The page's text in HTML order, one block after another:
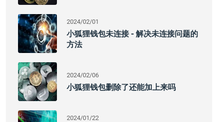
2024/02/01
小狐狸钱包未连接 - 解决未连接问题的
方法
2024/02/06
小狐狸钱包删除了还能加上来吗
2024/01/22